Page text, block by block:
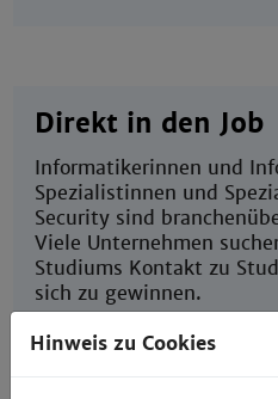
Direkt in den Job
Informatikerinnen und
Spezialistinnen und
Security sind
Viele Unternehmen
Studiums Kontakt zu
sich zu gewinnen.
Du kannst aber auch in
Hinweis zu Cookies